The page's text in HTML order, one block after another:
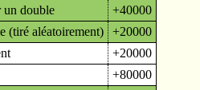
un double
+40000
(tiré aléatoirement)
+20000
+20000
+80000